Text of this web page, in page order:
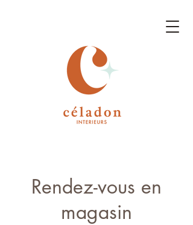
Rendez-vous en
magasin